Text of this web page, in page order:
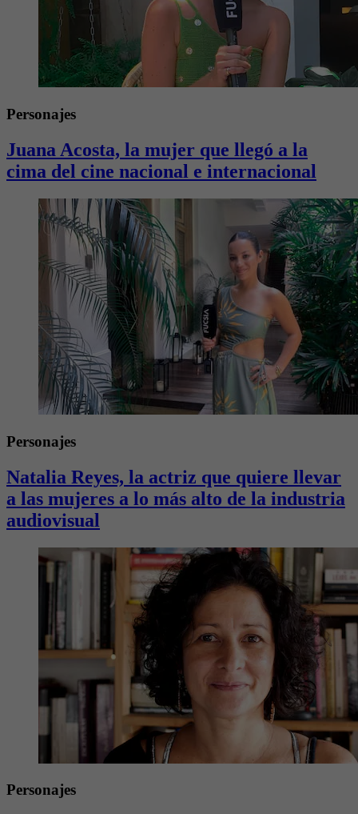
Personajes
Juana Acosta, la mujer que llegó a la
cima del cine nacional e internacional
Personajes
Natalia Reyes, la actriz que quiere llevar
a las mujeres a lo más alto de la industria
audiovisual
Personajes